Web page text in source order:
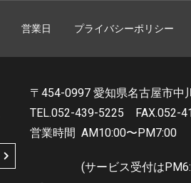
営業日 プライバシーポリシー
〒454-0997 愛知県名古屋市中
TEL.052-439-5225
FAX.052-
営業時間 AM10:00〜PM7:00
(サービス受付は